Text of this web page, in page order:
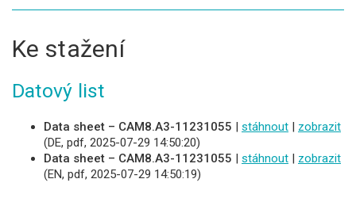
Ke stažení
Datový list
Data sheet – CAM8.A3-11231055 | stáhnout | zobrazit
(DE, pdf, 2025-07-29 14:50:20)
Data sheet – CAM8.A3-11231055 | stáhnout | zobrazit
(EN, pdf, 2025-07-29 14:50:19)